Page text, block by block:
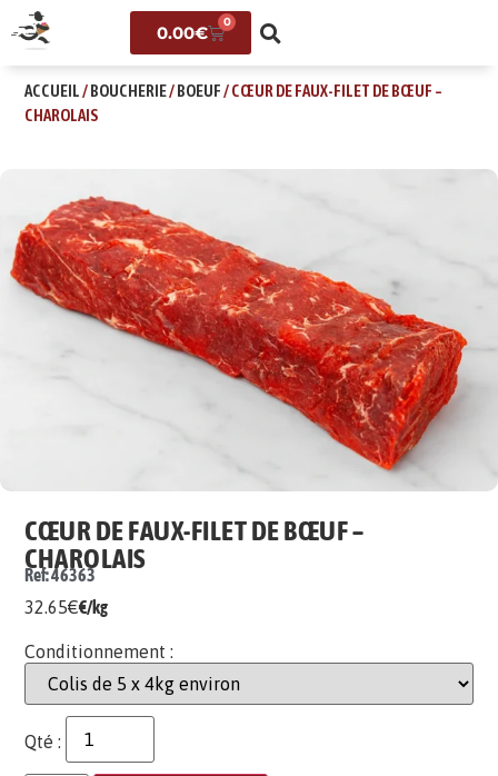
0.00€
0
ACCUEIL/BOUCHERIE/BOEUF/ CŒUR DE FAUX-FILET DE BŒUF –
CHAROLAIS
CŒUR DE FAUX-FILET DE BŒUF –
CHAROLAIS
Ref: 46363
32.65€€/kg
Conditionnement :
Qté :